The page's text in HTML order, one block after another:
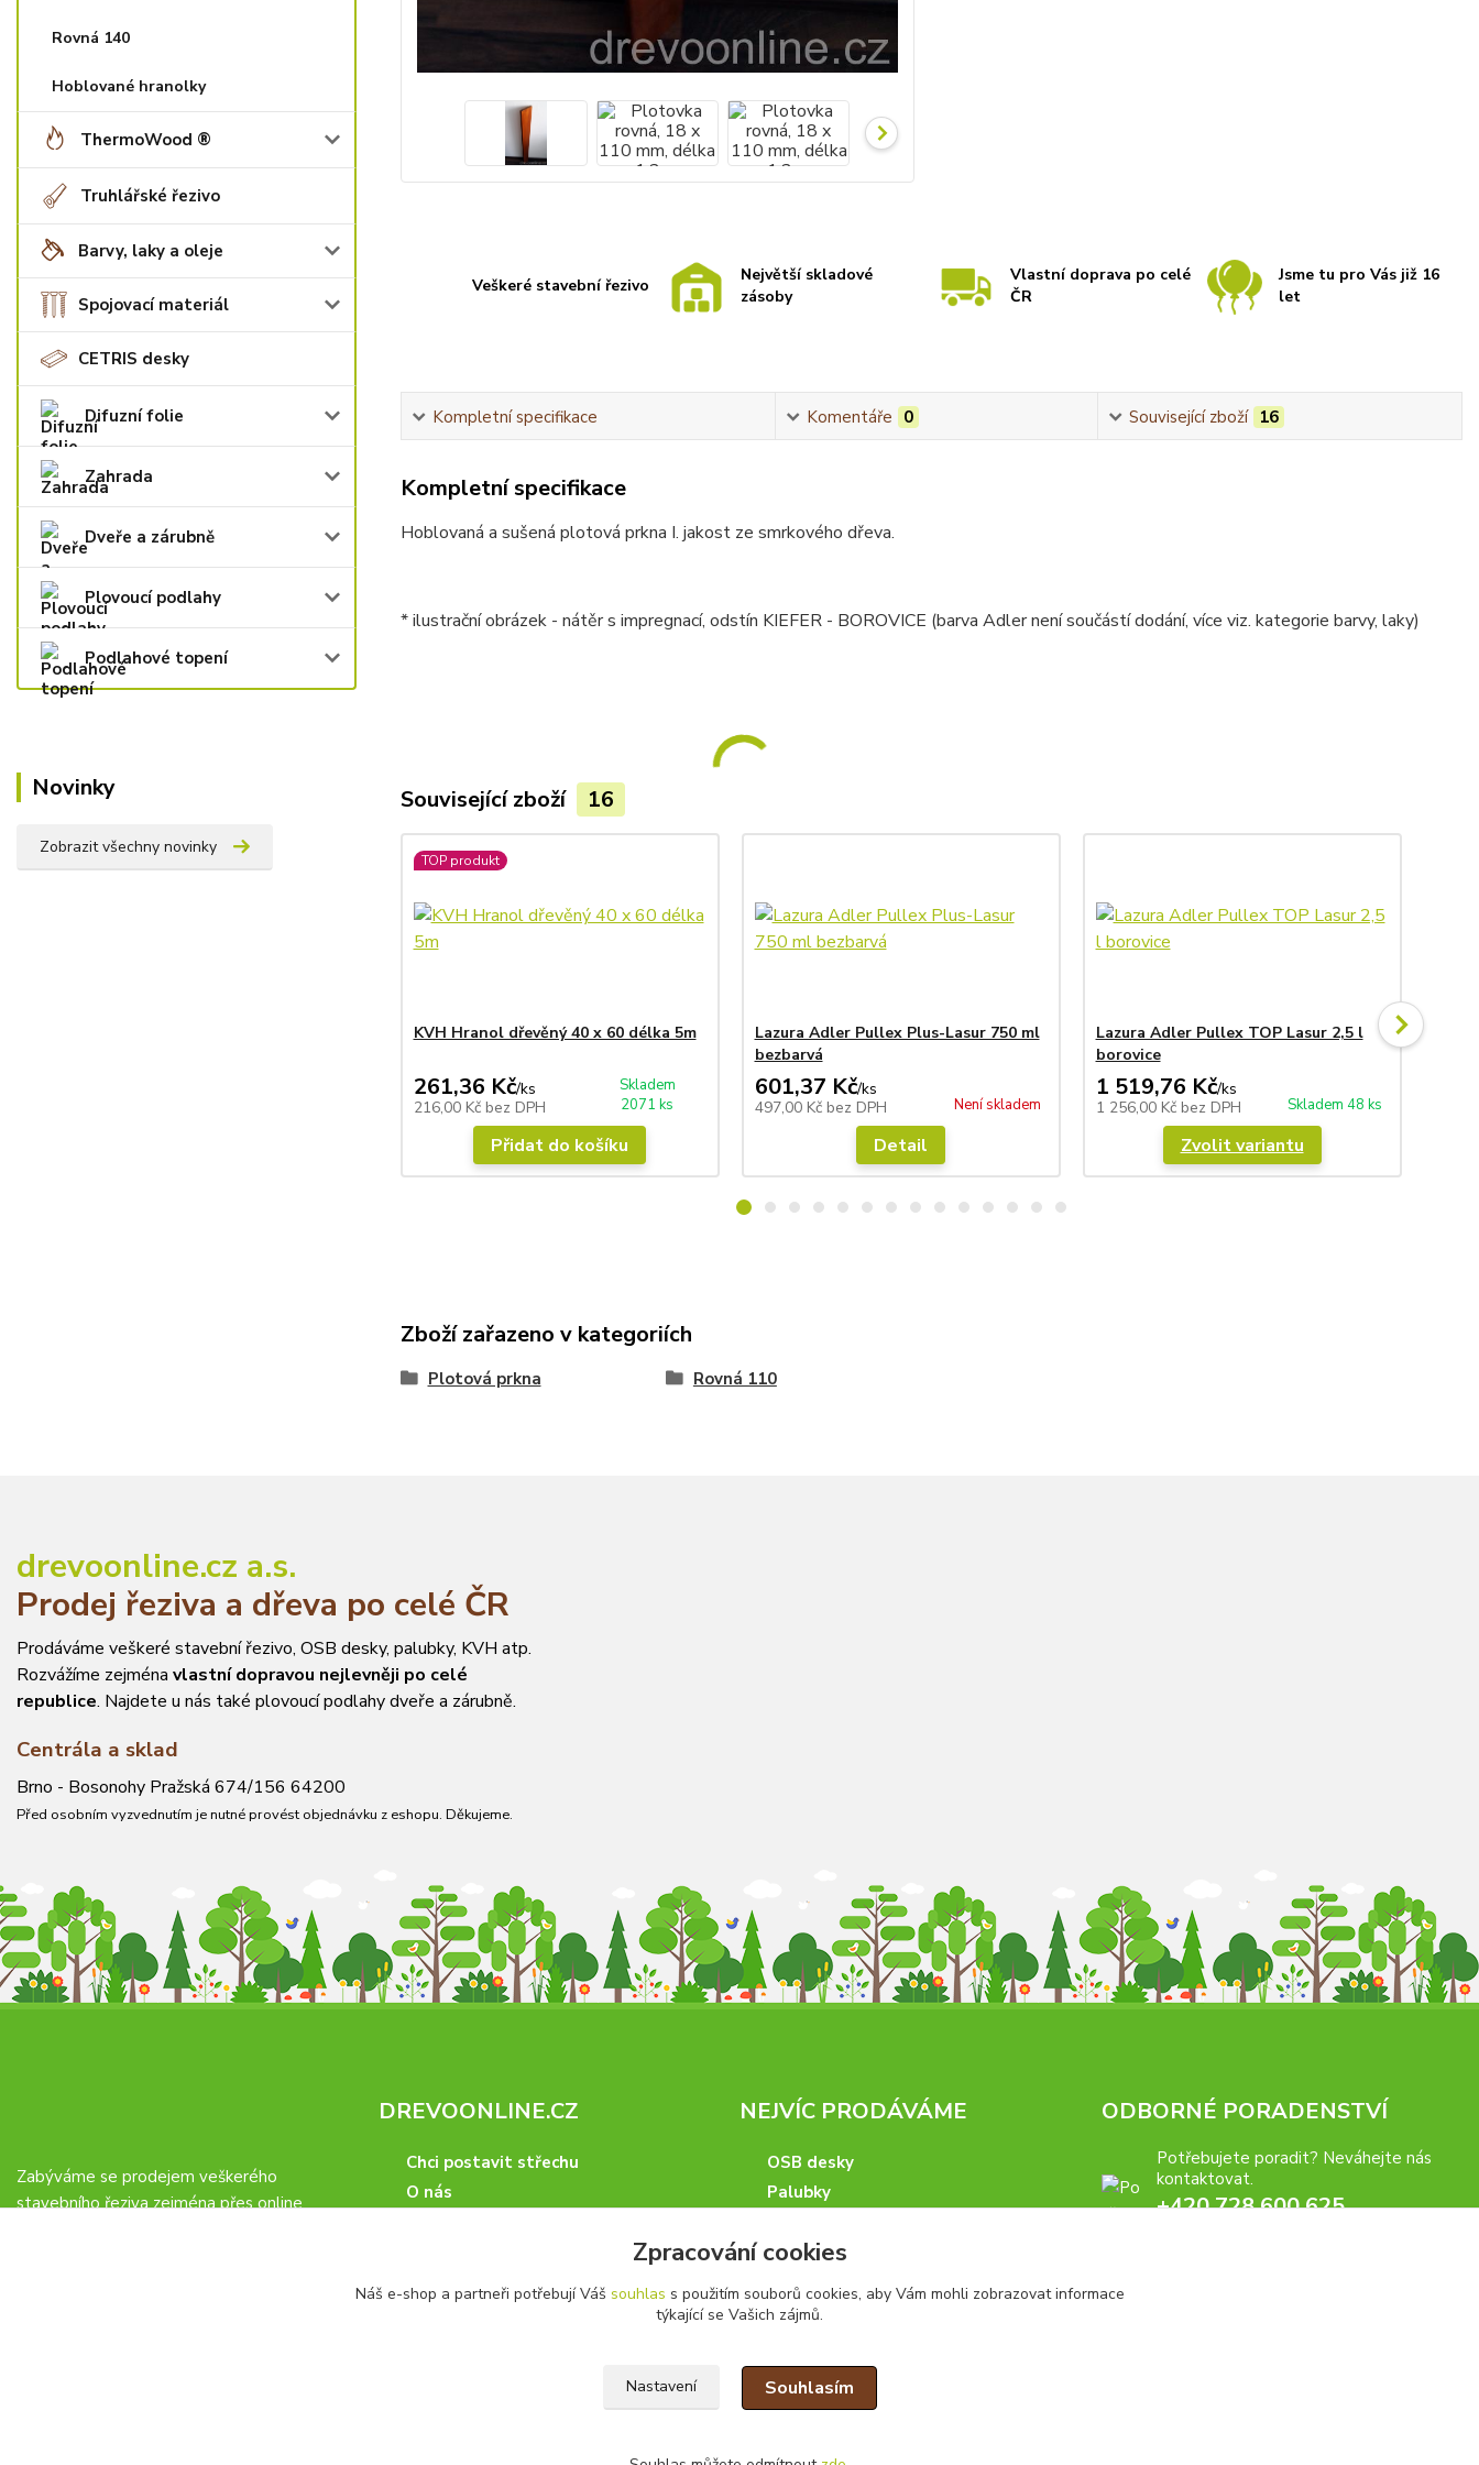
Rovná 140
Hoblované hranolky
ThermoWood ®
Truhlářské řezivo
Barvy, laky a oleje
Spojovací materiál
CETRIS desky
Difuzní folie
Zahrada
Dveře a zárubně
Plovoucí podlahy
Podlahové topení
Novinky
Zobrazit všechny novinky
Veškeré stavební řezivo
Největší skladové
zásoby
Vlastní doprava po celé
ČR
Jsme tu pro Vás již 16
let
Kompletní specifikace Komentáře 0 Související zboží 16
Kompletní specifikace
Hoblovaná a sušená plotová prkna I. jakost ze smrkového dřeva.
* ilustrační obrázek - nátěr s impregnací, odstín KIEFER - BOROVICE (barva Adler není součástí dodání, více viz. kategorie barvy, laky)
Související zboží 16
TOP produkt
KVH Hranol dřevěný 40 x 60 délka 5m
261,36 Kč/ks
216,00 Kč bez DPH
Skladem
2071 ks
Přidat do košíku
Lazura Adler Pullex Plus-Lasur 750 ml
bezbarvá
601,37 Kč/ks
497,00 Kč bez DPH Není skladem
Detail
Lazura Adler Pullex TOP Lasur 2,5 l
borovice
1 519,76 Kč/ks
1 256,00 Kč bez DPH Skladem 48 ks
Zvolit variantu
Zboží zařazeno v kategoriích
Plotová prkna Rovná 110
drevoonline.cz a.s.
Prodej řeziva a dřeva po celé ČR
Prodáváme veškeré stavební řezivo, OSB desky, palubky, KVH atp.
Rozvážíme zejména vlastní dopravou nejlevněji po celé
republice. Najdete u nás také plovoucí podlahy dveře a zárubně.
Centrála a sklad
Brno - Bosonohy Pražská 674/156 64200
Před osobním vyzvednutím je nutné provést objednávku z eshopu. Děkujeme.
Zabýváme se prodejem veškerého
stavebního řeziva zejména přes online
DREVOONLINE.CZ
Chci postavit střechu
O nás
NEJVÍC PRODÁVÁME
OSB desky
Palubky
KVH hranoly
Latě, desky a prkna
Hoblovaný program
ODBORNÉ PORADENSTVÍ
Potřebujete poradit? Neváhejte nás
kontaktovat.
+420 728 600 625
Zpracování cookies
Náš e-shop a partneři potřebují Váš souhlas s použitím souborů cookies, aby Vám mohli zobrazovat informace
týkající se Vašich zájmů.
Nastavení Souhlasím